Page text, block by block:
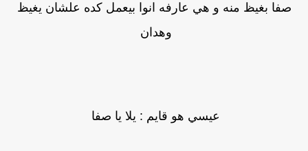
صفا بغيظ منه و هي عارفه انوا بيعمل كده علشان يغيظ
وهدان
عيسي هو قايم : يلا يا صفا